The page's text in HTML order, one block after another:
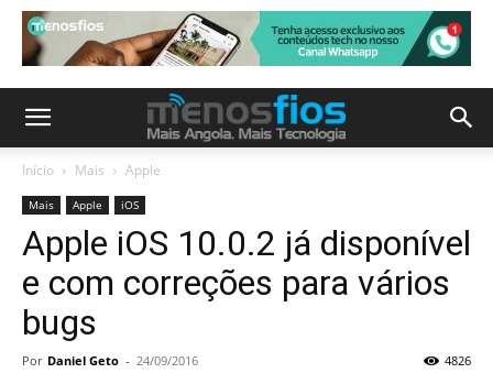
Início Mais Apple
Mais Apple iOS
Apple iOS 10.0.2 já disponível
e com correções para vários
bugs
Por Daniel Geto - 24/09/2016 4826